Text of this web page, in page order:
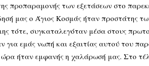
προπαραμονής των εξετάσεων στο
μας ο Άγιος Κοσμάς ήταν προστάτης
τότε, συγκαταλεγόταν μέσα στους
για εμάς νωπή και εξαιτίας αυτού του
ήταν εμφανής η χαλάρωσή μας. Στο